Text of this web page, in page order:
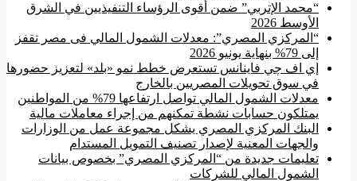
“محمد الإتربي” ضمن أقوى الرؤساء التنفيذيين في الشرق
الأوسط 2026
“المركزي المصري”: معدلات الشمول المالي فى مصر تقفز
إلى 79% بنهاية يونيو 2026
إي اف چي فاينانس تستعرض خطط نمو «بلد» لتعزيز حضورها
في سوق تحويلات المصريين بالخارج
معدلات الشمول المالي تواصل ارتفاعها 79% من المواطنين
يمتلكون حسابات نشطة تمكنهم من إجراء معاملات مالية
البنك المركزي المصري يشكل مجموعة عمل من الوزارات
والجهات المعنية لإصدار تصنيف التمويل المستدام
تعليمات جديدة من “المركزي المصري” بخصوص بيانات
الشمول المالي للشركات